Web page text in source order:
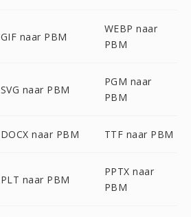
GIF naar PBM
WEBP naar
PBM
SVG naar PBM
PGM naar
PBM
DOCX naar PBM TTF naar PBM
PLT naar PBM
PPTX naar
PBM